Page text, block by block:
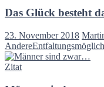
Das Glück besteht
23. November 2018
Andere
Zitat